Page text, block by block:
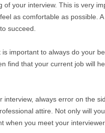
your interview. This is very
as comfortable as possible.
succeed.
important to always do your
find that your current job will
always error on the
attire. Not only will
when you meet your interviewer.